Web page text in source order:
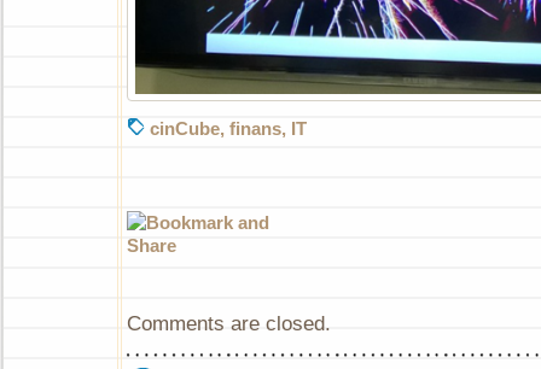
cinCube, finans, IT
Comments are closed.